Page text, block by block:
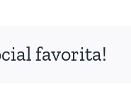
favorita!